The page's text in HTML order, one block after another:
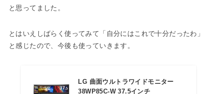
と思ってました。
とはいえしばらく使ってみて「自分にはこれで十分だったわ」
と感じたので、今後も使っていきます。
LG 曲面ウルトラワイドモニター
38WP85C-W 37.5インチ